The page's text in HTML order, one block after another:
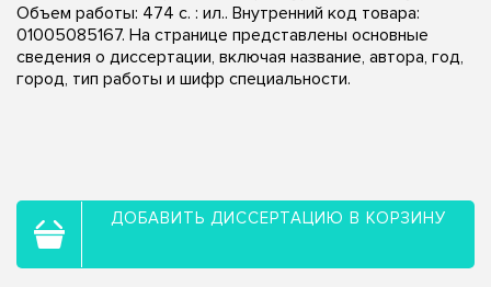
Объем работы: 474 с. : ил.. Внутренний код товара:
01005085167. На странице представлены основные
сведения о диссертации, включая название, автора, год,
город, тип работы и шифр специальности.
ДОБАВИТЬ ДИССЕРТАЦИЮ В КОРЗИНУ